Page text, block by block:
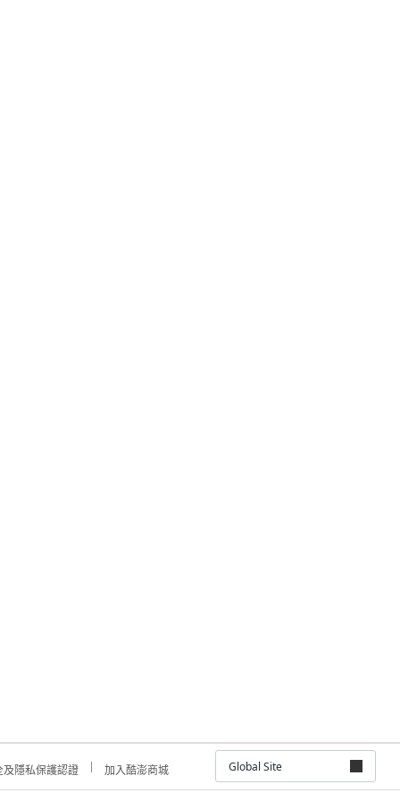
及隱私保護認證 加入酷澎商城 Global Site